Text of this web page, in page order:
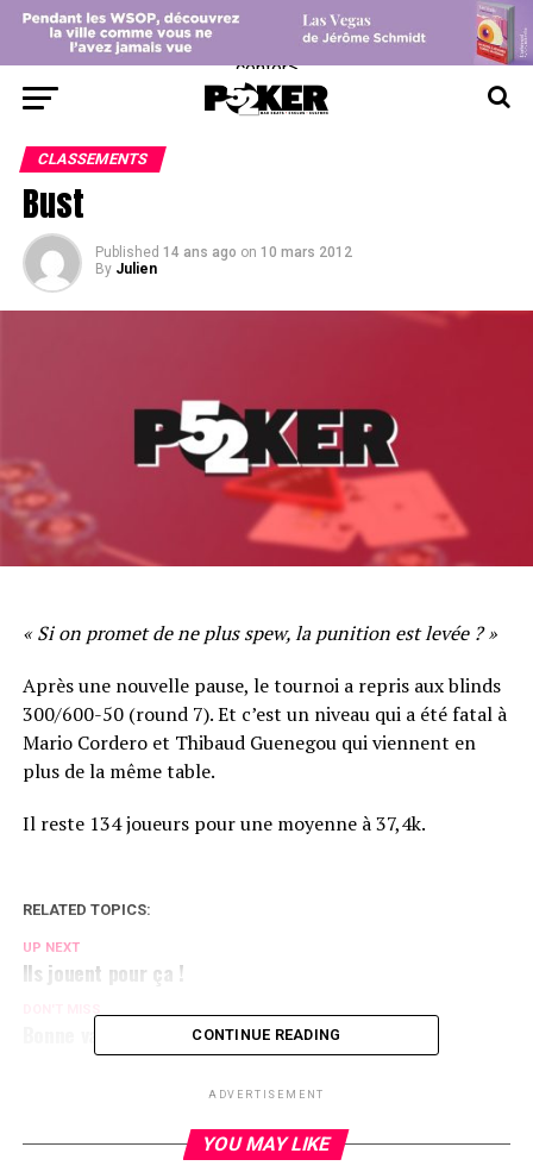
center>
CLASSEMENTS
Bust
Published 14 ans ago on 10 mars 2012
By Julien
« Si on promet de ne plus spew, la punition est levée ? »
Après une nouvelle pause, le tournoi a repris aux blinds
300/600-50 (round 7). Et c’est un niveau qui a été fatal à
Mario Cordero et Thibaud Guenegou qui viennent en
plus de la même table.
Il reste 134 joueurs pour une moyenne à 37,4k.
RELATED TOPICS:
UP NEXT
Ils jouent pour ça !
Bonne value pour Barbara Martinez
CONTINUE READING
ADVERTISEMENT
YOU MAY LIKE